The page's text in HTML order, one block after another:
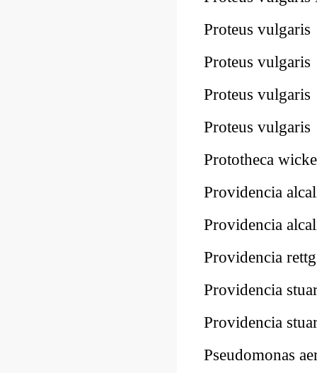
Proteus
Proteus
Proteus
Proteus
Prototheca
Providencia
Providencia
Providencia
Providencia
Providencia
Pseudomonas